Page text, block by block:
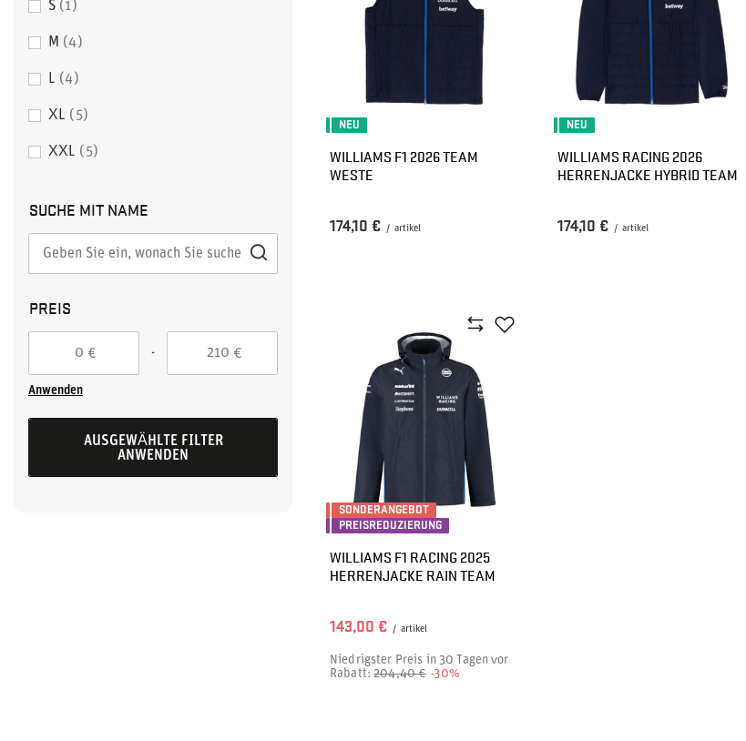
S 1
M 4
L 4
XL 5
XXL 5
SUCHE MIT NAME
PREIS
€ - €
Anwenden
AUSGEWÄHLTE FILTER
ANWENDEN
NEU
WILLIAMS F1 2026 TEAM
WESTE
174,10 € / artikel
NEU
WILLIAMS RACING 2026
HERRENJACKE HYBRID TEAM
174,10 € / artikel
SONDERANGEBOT
PREISREDUZIERUNG
WILLIAMS F1 RACING 2025
HERRENJACKE RAIN TEAM
143,00 € / artikel
Niedrigster Preis in 30 Tagen vor
Rabatt:204,40 € -30%